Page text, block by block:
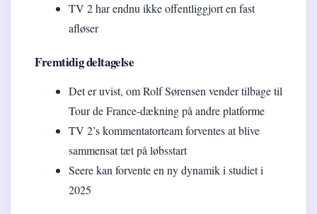
TV 2 har endnu ikke offentliggjort en fast
afløser
Fremtidig deltagelse
Det er uvist, om Rolf Sørensen vender tilbage til
Tour de France-dækning på andre platforme
TV 2’s kommentatorteam forventes at blive
sammensat tæt på løbsstart
Seere kan forvente en ny dynamik i studiet i
2025